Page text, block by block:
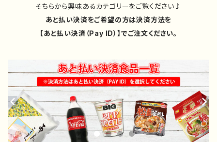
そちらから興味あるカテゴリーをご覧ください♪
あと払い決済をご希望の方は決済方法を
【あと払い決済（Pay ID）】でご注文ください。